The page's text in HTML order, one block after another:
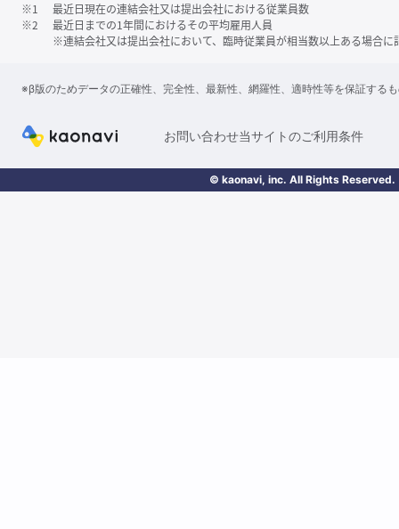
※1
最近日現在の連結会社又は提出会社における従業員数
※2
最近日までの1年間におけるその平均雇用人員
※連結会社又は提出会社において、臨時従業員が相当数以上ある場合に
※β版のためデータの正確性、完全性、最新性、網羅性、適時性等を保証する
お問い合わせ当サイトのご利用条件
© kaonavi, inc. All Rights Reserved.